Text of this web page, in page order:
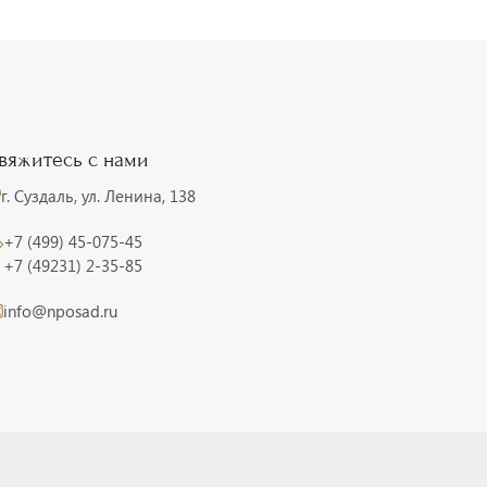
с нами
г. Суздаль, ул. Ленина, 138
+7 (499) 45-075-45
+7 (49231) 2-35-85
info@nposad.ru